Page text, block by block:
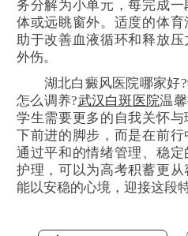
务分解为小单元，每完成
体或远眺窗外。适度的体
助于改善血液循环和释放
外伤。
湖北白癜风医院哪家好?
怎么调养?武汉白斑医院温
学生需要更多的自我关怀
下前进的脚步，而是在前行
通过平和的情绪管理、稳
护理，可以为高考积蓄更
能以安稳的心境，迎接这段